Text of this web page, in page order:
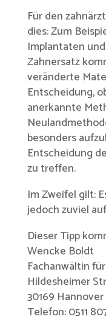
Für den
dies: Zum
Implantaten
Zahnersatz
veränderte
Entscheidung,
anerkannte
besonders
Entscheidung
zu treffen.
Im Zweifel gilt:
jedoch zuviel
Dieser Tipp
Wencke Boldt
Fachanwältin
Hildesheimer
30169 Hannover
Telefon: 0511